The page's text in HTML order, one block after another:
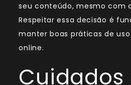
seu conteúdo, mesmo com
Respeitar essa decisão é
manter boas práticas de
online.